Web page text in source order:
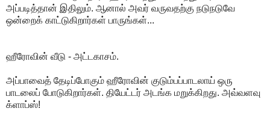
அப்படித்தான் இதிலும். ஆனால் அவர் வருவதற்கு நடுநடுவே
ஒன்றைக் காட்டுகிறார்கள் பாருங்கள்...
ஹீரோவின் வீடு - அட்டகாசம்.
அப்பாவைத் தேடிப்போகும் ஹீரோவின் குடும்பப்பாடலாய் ஒரு
பாடலைப் போடுகிறார்கள். தியேட்டர் அடங்க மறுக்கிறது. அவ்வளவு
க்ளாப்ஸ்!